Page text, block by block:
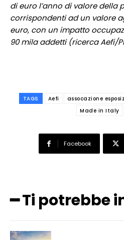
di euro l’anno di valore della
corrispondenti ad un valore
euro, con un impatto
90 mila addetti (ricerca Aefi/
TAGS Aefi assocazione
Made in Italy
Facebook
━ Ti potrebbe